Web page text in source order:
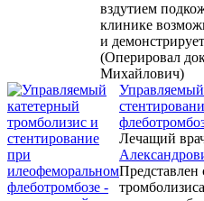
вздутием
клинике
и
(Оперировал
Михайлович)
Лечащий
Представлен